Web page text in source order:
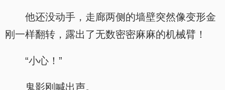
他还没动手，走廊两侧的墙壁突然像变形金
刚一样翻转，露出了无数密密麻麻的机械臂！
“小心！”
鬼影刚喊出声。